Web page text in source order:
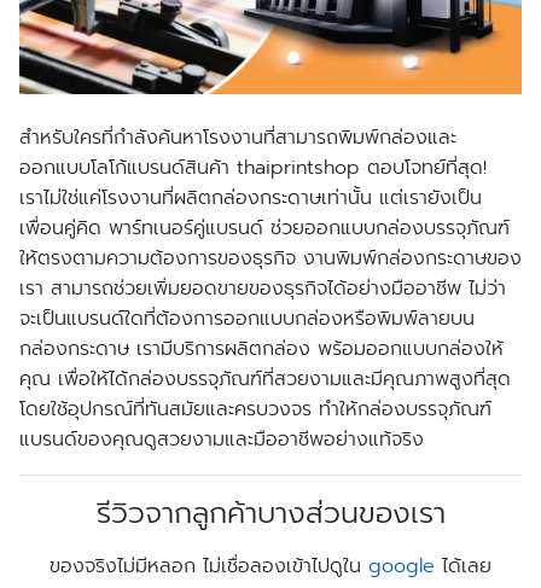
สำหรับใครที่กำลังค้นหาโรงงานที่สามารถพิมพ์กล่องและ
ออกแบบโลโก้แบรนด์สินค้า thaiprintshop ตอบโจทย์ที่สุด!
เราไม่ใช่แค่โรงงานที่ผลิตกล่องกระดาษเท่านั้น แต่เรายังเป็น
เพื่อนคู่คิด พาร์ทเนอร์คู่แบรนด์ ช่วยออกแบบกล่องบรรจุภัณฑ์
ให้ตรงตามความต้องการของธุรกิจ งานพิมพ์กล่องกระดาษของ
เรา สามารถช่วยเพิ่มยอดขายของธุรกิจได้อย่างมืออาชีพ ไม่ว่า
จะเป็นแบรนด์ใดที่ต้องการออกแบบกล่องหรือพิมพ์ลายบน
กล่องกระดาษ เรามีบริการผลิตกล่อง พร้อมออกแบบกล่องให้
คุณ เพื่อให้ได้กล่องบรรจุภัณฑ์ที่สวยงามและมีคุณภาพสูงที่สุด
โดยใช้อุปกรณ์ที่ทันสมัยและครบวงจร ทำให้กล่องบรรจุภัณฑ์
แบรนด์ของคุณดูสวยงามและมืออาชีพอย่างแท้จริง
รีวิวจากลูกค้าบางส่วนของเรา
ของจริงไม่มีหลอก ไม่เชื่อลองเข้าไปดูใน google ได้เลย